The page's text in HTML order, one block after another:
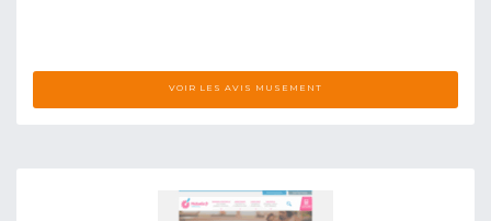
VOIR LES AVIS MUSEMENT